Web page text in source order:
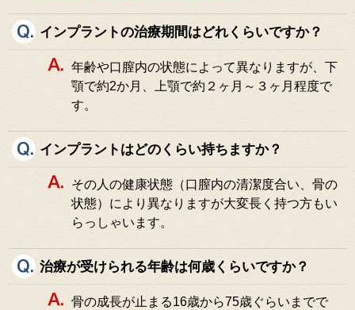
インプラントの治療期間はどれくらいですか？
年齢や口膣内の状態によって異なりますが、下
顎で約2か月、上顎で約２ヶ月～３ヶ月程度で
す。
インプラントはどのくらい持ちますか？
その人の健康状態（口膣内の清潔度合い、骨の
状態）により異なりますが大変長く持つ方もい
らっしゃいます。
治療が受けられる年齢は何歳くらいですか？
骨の成長が止まる16歳から75歳ぐらいまでで